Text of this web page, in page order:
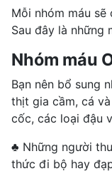
Mỗi nhóm máu
Sau đây là những
Nhóm máu
Bạn nên bổ sung
thịt gia cầm, cá
cốc, các loại đậu
♣ Những người
thức đi bộ hay